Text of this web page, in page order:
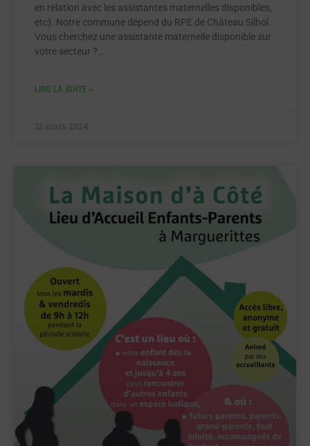
en relation avec les assistantes maternelles disponibles,
etc). Notre commune dépend du RPE de Château Silhol.
Vous cherchez une assistante maternelle disponible sur
votre secteur ?…
LIRE LA SUITE »
21 mars 2024